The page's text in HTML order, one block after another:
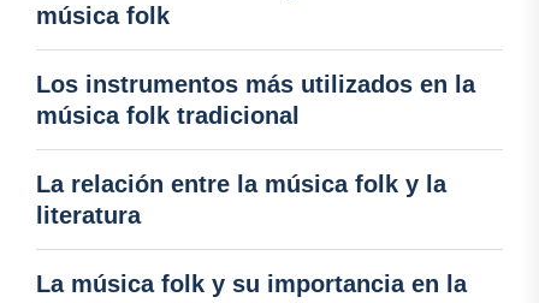
música folk
Los instrumentos más utilizados en la
música folk tradicional
La relación entre la música folk y la
literatura
La música folk y su importancia en la